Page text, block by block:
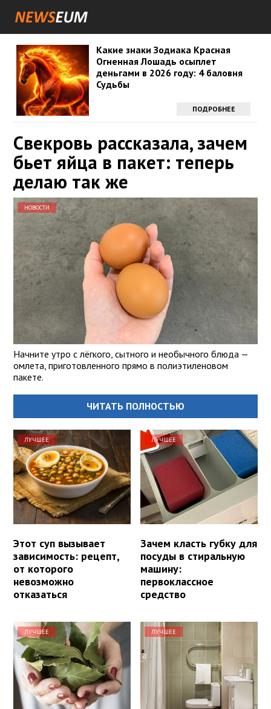
Какие знаки Зодиака Красная
Огненная Лошадь осыплет
деньгами в 2026 году: 4 баловня
Судьбы
ПОДРОБНЕЕ
Свекровь рассказала, зачем
бьет яйца в пакет: теперь
делаю так же
НОВОСТИ
Начните утро с лёгкого, сытного и необычного блюда —
омлета, приготовленного прямо в полиэтиленовом
пакете.
ЧИТАТЬ ПОЛНОСТЬЮ
ЛУЧШЕЕ
Этот суп вызывает
зависимость: рецепт,
от которого
невозможно
отказаться
ЛУЧШЕЕ
Зачем класть губку для
посуды в стиральную
машину:
первоклассное
средство
ЛУЧШЕЕ ЛУЧШЕЕ